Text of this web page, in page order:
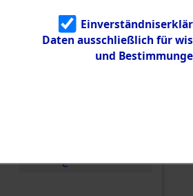
Identifizierun
g
5.3.3
Todesmärsch
e
Daten ausschließlich für
und